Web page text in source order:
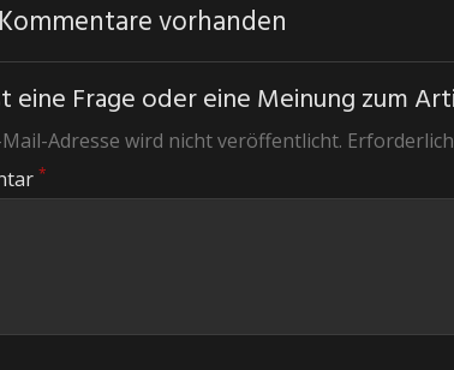
vorhanden
eine Frage oder eine Meinung zum
Mail-Adresse wird nicht veröffentlicht.
*